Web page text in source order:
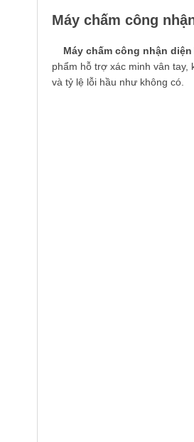
Máy chấm công
Máy chấm công nhận diện
phẩm hỗ trợ xác minh vân tay,
và tỷ lệ lỗi hầu như không có.